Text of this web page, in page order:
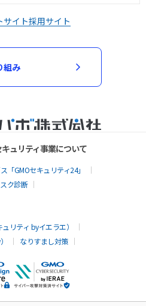
サイト採用サイト
組み
ュリティ事業について
「GMOセキュリティ24」
ク診断
リティ byイエラエ）
なりすまし対策